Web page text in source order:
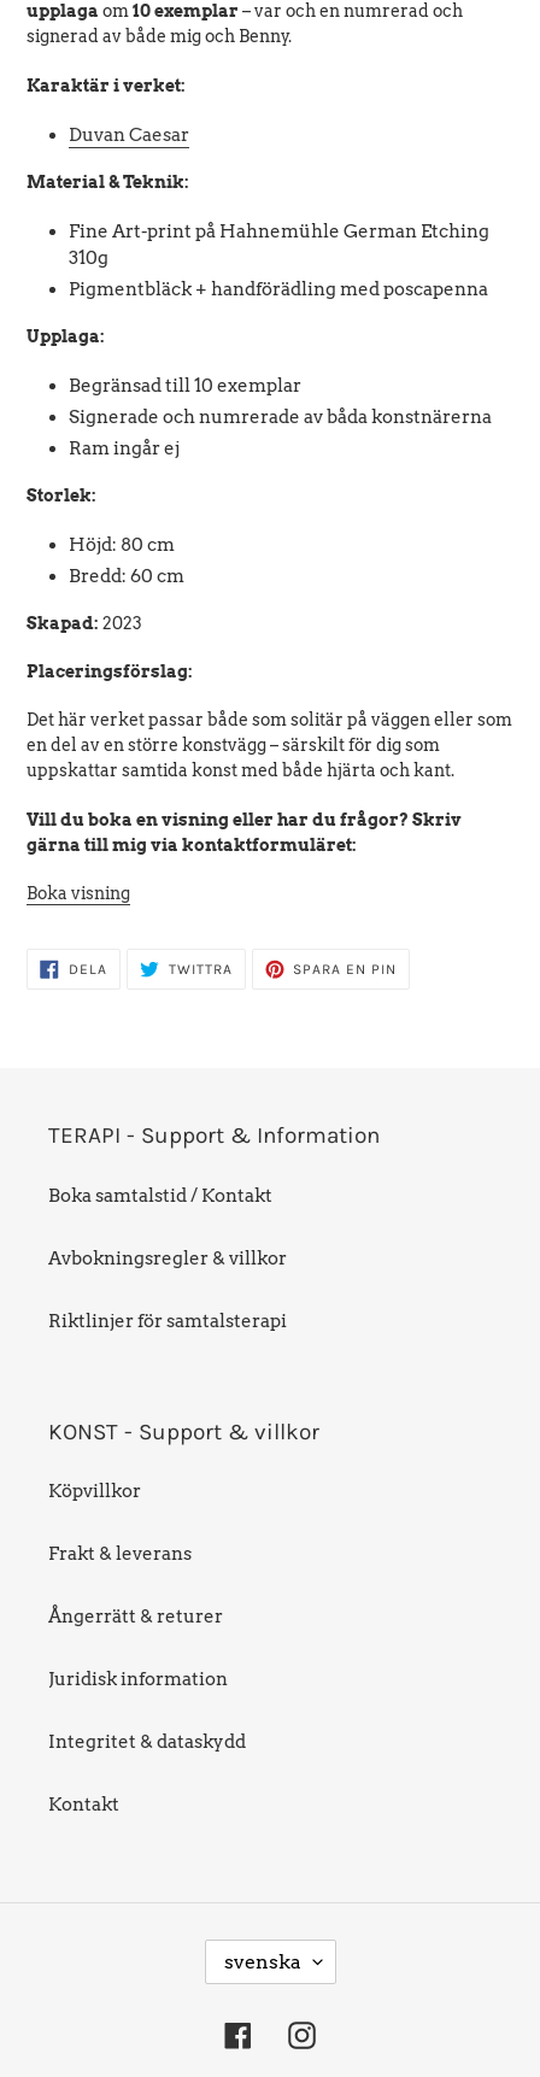
upplaga om10 exemplar – var och en numrerad och
signerad av både mig och Benny.
Karaktär i verket:
Duvan Caesar
Material & Teknik:
Fine Art-print på Hahnemühle German Etching
310g
Pigmentbläck + handförädling med poscapenna
Upplaga:
Begränsad till 10 exemplar
Signerade och numrerade av båda konstnärerna
Ram ingår ej
Storlek:
Höjd: 80 cm
Bredd: 60 cm
Skapad: 2023
Placeringsförslag:
Det här verket passar både som solitär på väggen eller som
en del av en större konstvägg – särskilt för dig som
uppskattar samtida konst med både hjärta och kant.
Vill du boka en visning eller har du frågor? Skriv
gärna till mig via kontaktformuläret:
Boka visning
DELA DELA
TWITTRA TWITTRASPARA EN PIN
TERAPI - Support & Information
Boka samtalstid / Kontakt
Avbokningsregler & villkor
Riktlinjer för samtalsterapi
KONST - Support & villkor
Köpvillkor
Frakt & leverans
Ångerrätt & returer
Juridisk information
Integritet & dataskydd
Kontakt
P
svenska
FacebookInstagram